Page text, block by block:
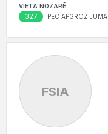
VIETA NOZARĒ
327 PĒC APGROZĪJUMA
FSIA